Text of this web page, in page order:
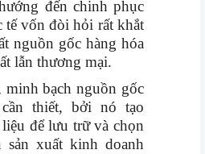
đến chinh phục
tế vốn đòi hỏi rất khắt
nguồn gốc hàng hóa
lẫn thương mại.
minh bạch nguồn gốc
thiết, bởi nó tạo
để lưu trữ và chọn
sản xuất kinh doanh